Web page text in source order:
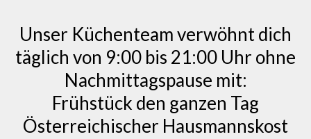
Unser Küchenteam verwöhnt dich
täglich von 9:00 bis 21:00 Uhr ohne
Nachmittagspause mit:
Frühstück den ganzen Tag
Österreichischer Hausmannskost